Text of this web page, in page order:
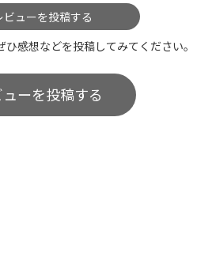
ビューを投稿する
感想などを投稿してみてください。
ューを投稿する